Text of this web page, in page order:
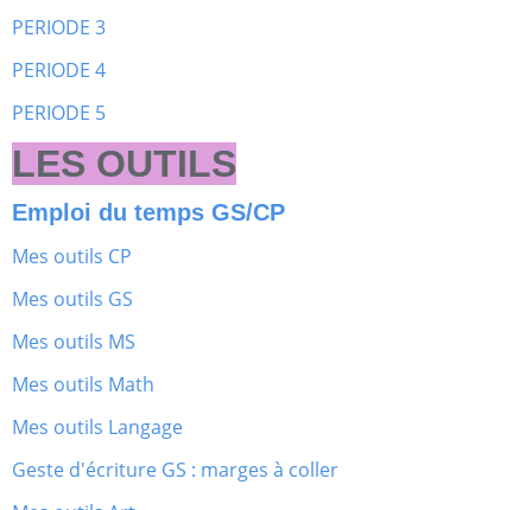
PERIODE 3
PERIODE 4
PERIODE 5
LES OUTILS
Emploi du temps GS/CP
Mes outils CP
Mes outils GS
Mes outils MS
Mes outils Math
Mes outils Langage
Geste d'écriture GS : marges à coller